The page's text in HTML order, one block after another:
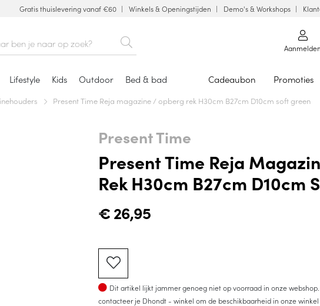
Gratis thuislevering vanaf €60 Winkels & Openingstijden Demo's & Workshops
Aanmelden
Lifestyle Kids Outdoor Bed & bad Cadeaubon Promoties
Present Time Reja magazine / opberg rek H30cm B27cm D10cm soft green
Present Time
Present Time Reja
Rek H30cm B27cm D10cm
€26,95
Op voorraad
Dit artikel lijkt jammer genoeg niet op voorraad in onze
contacteer je Dhondt - winkel om de beschikbaarheid in onze winkel